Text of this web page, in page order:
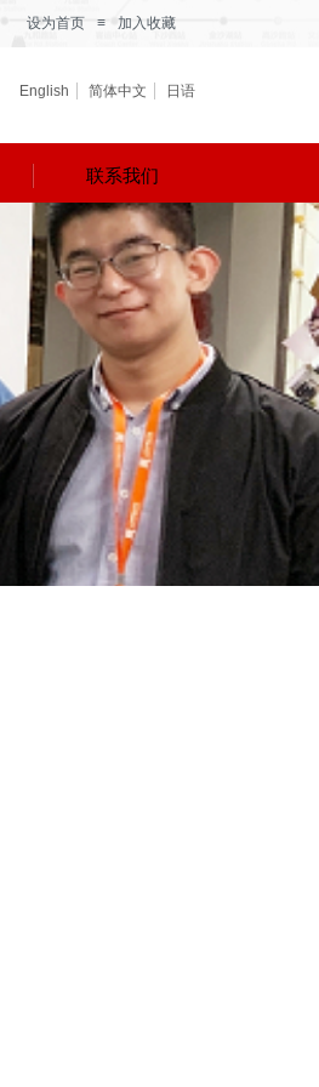
设为首页 ≡ 加入收藏
English 简体中文
日语
联系我们